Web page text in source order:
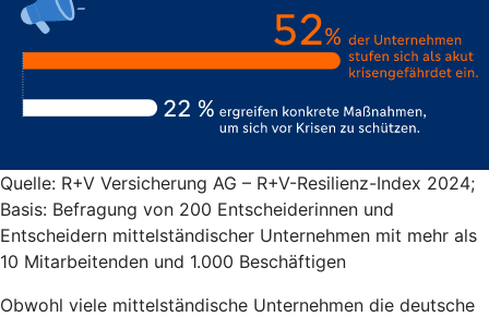
Quelle: R+V Versicherung AG – R+V-Resilienz-Index 2024;
Basis: Befragung von 200 Entscheiderinnen und
Entscheidern mittelständischer Unternehmen mit mehr als
10 Mitarbeitenden und 1.000 Beschäftigen
Obwohl viele mittelständische Unternehmen die deutsche